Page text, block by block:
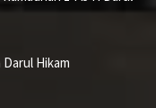
Hikam